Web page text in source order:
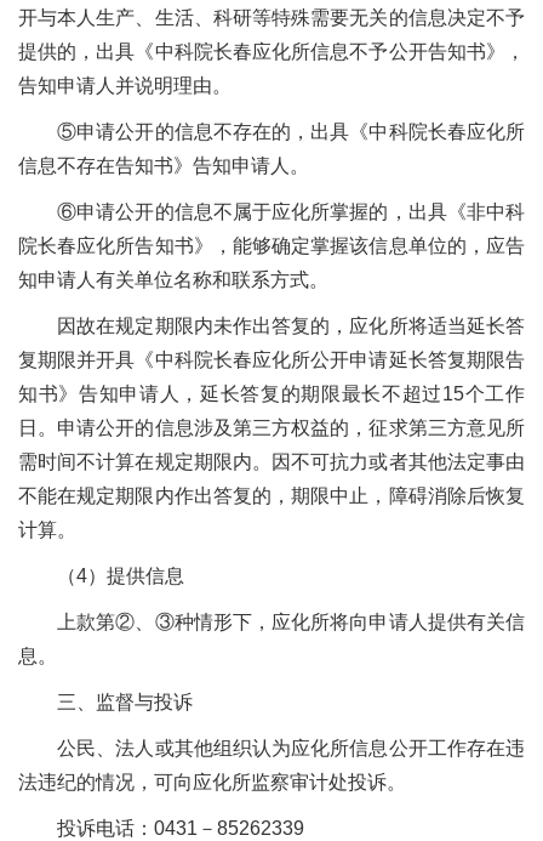
开与本人生产、生活、科研等特殊需要无关的信息决定不予
提供的，出具《中科院长春应化所信息不予公开告知书》，
告知申请人并说明理由。
⑤申请公开的信息不存在的，出具《中科院长春应化所
信息不存在告知书》告知申请人。
⑥申请公开的信息不属于应化所掌握的，出具《非中科
院长春应化所告知书》，能够确定掌握该信息单位的，应告
知申请人有关单位名称和联系方式。
因故在规定期限内未作出答复的，应化所将适当延长答
复期限并开具《中科院长春应化所公开申请延长答复期限告
知书》告知申请人，延长答复的期限最长不超过15个工作
日。申请公开的信息涉及第三方权益的，征求第三方意见所
需时间不计算在规定期限内。因不可抗力或者其他法定事由
不能在规定期限内作出答复的，期限中止，障碍消除后恢复
计算。
（4）提供信息
上款第②、③种情形下，应化所将向申请人提供有关信
息。
三、监督与投诉
公民、法人或其他组织认为应化所信息公开工作存在违
法违纪的情况，可向应化所监察审计处投诉。
投诉电话： 0431 － 85262339